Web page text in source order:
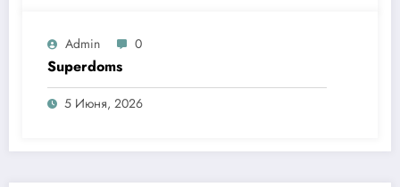
Admin 0
Superdoms
5 Июня, 2026